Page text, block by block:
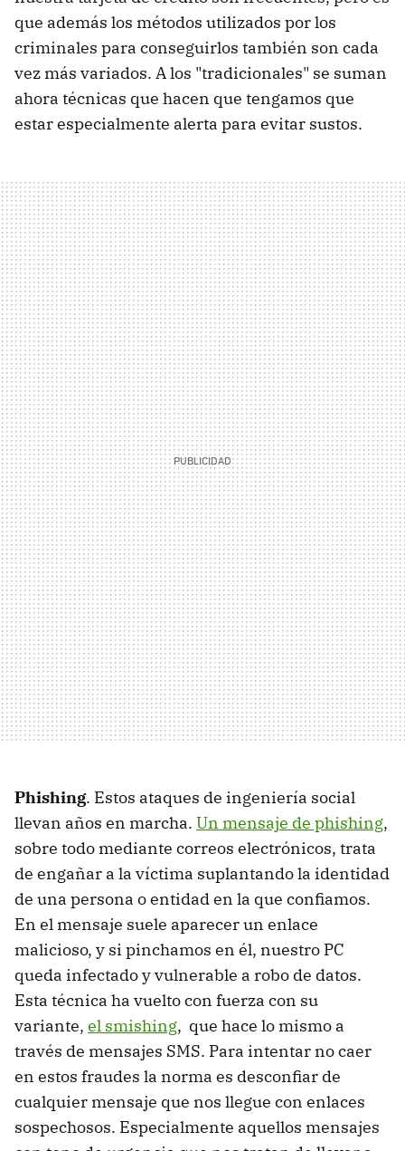
que además los métodos utilizados por los
criminales para conseguirlos también son cada
vez más variados. A los "tradicionales" se suman
ahora técnicas que hacen que tengamos que
estar especialmente alerta para evitar sustos.
Phishing. Estos ataques de ingeniería social
llevan años en marcha. Un mensaje de phishing,
sobre todo mediante correos electrónicos, trata
de engañar a la víctima suplantando la identidad
de una persona o entidad en la que confiamos.
En el mensaje suele aparecer un enlace
malicioso, y si pinchamos en él, nuestro PC
queda infectado y vulnerable a robo de datos.
Esta técnica ha vuelto con fuerza con su
variante, el smishing, que hace lo mismo a
través de mensajes SMS. Para intentar no caer
en estos fraudes la norma es desconfiar de
cualquier mensaje que nos llegue con enlaces
sospechosos. Especialmente aquellos mensajes